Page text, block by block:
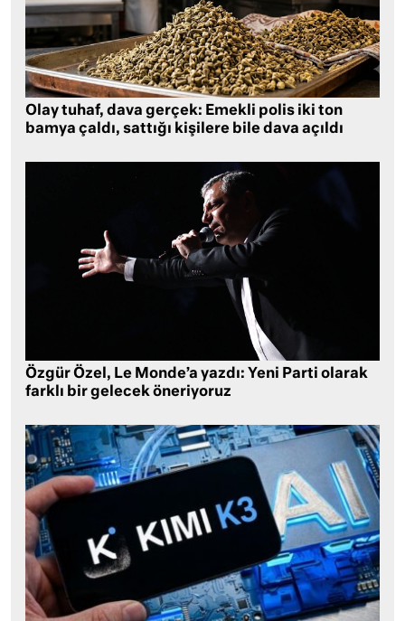
Olay tuhaf, dava gerçek: Emekli polis iki ton
bamya çaldı, sattığı kişilere bile dava açıldı
Özgür Özel, Le Monde’a yazdı: Yeni Parti olarak
farklı bir gelecek öneriyoruz